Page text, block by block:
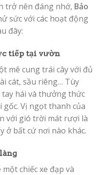
trở nên đáng nhớ, Bảo
sức với các hoạt động
đây:
tiếp tại vườn
mê cung trái cây với đủ
cát, sầu riêng… Tùy
hái và thưởng thức
Vị ngọt thanh của
với gió trời mát rượi là
ở bất cứ nơi nào khác.
chiếc xe đạp và